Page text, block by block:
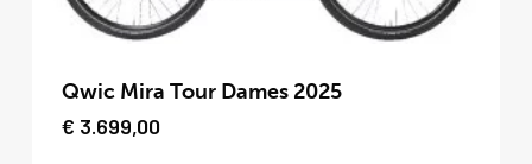
product
heeft
Qwic Mira Tour Dames 2025
€ 3.699,00